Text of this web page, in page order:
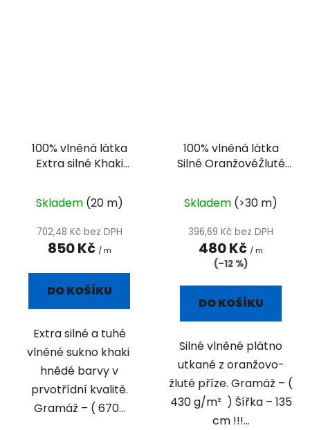
100% vlněná látka
Extra silné Khaki
Skladem (20 m)
702,48 Kč bez DPH
850 Kč / m
DO KOŠÍKU
Extra silné a tuhé
vlněné sukno khaki
hnědé barvy v
prvotřídní kvalitě.
Gramáž – ( 670...
100% vlněná látka
Silné OranžovéŽluté
Skladem (>30 m)
396,69 Kč bez DPH
480 Kč / m
(–12 %)
DO KOŠÍKU
Silné vlněné plátno
utkané z oranžovo-
žluté příze. Gramáž – (
430 g/m² ) Šířka – 135
cm !!!...